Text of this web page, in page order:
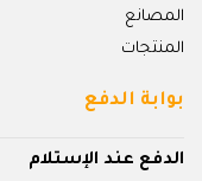
المصانع
المنتجات
بوابة الدفع
الدفع عند الإستلام